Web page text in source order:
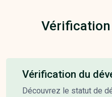
Vérification
Vérification du
Découvrez le statut de